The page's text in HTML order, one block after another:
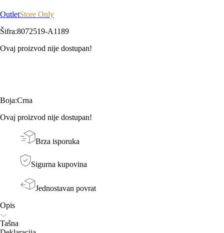
OutletStore Only
Šifra:8072519-A1189
Ovaj proizvod nije dostupan!
Boja:Crna
Ovaj proizvod nije dostupan!
Brza isporuka
Sigurna kupovina
Jednostavan povrat
Opis
Tašna